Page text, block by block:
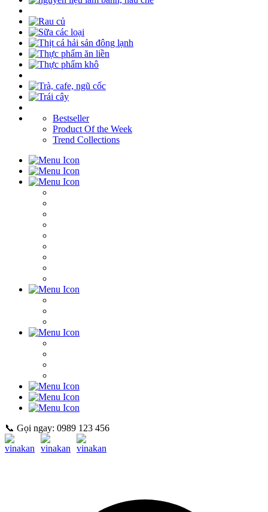
Bestseller
Product Of the Week
Trend Collections
📞 Gọi ngay: 0989 123 456